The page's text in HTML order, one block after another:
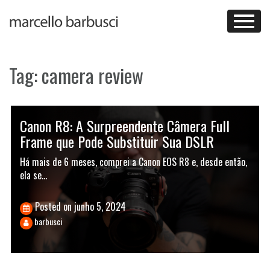
Tag:camera review
Canon R8: A Surpreendente Câmera Full
Frame que Pode Substituir Sua DSLR
Há mais de 6 meses, comprei a Canon EOS R8 e, desde então,
ela se…
Posted onjunho 5, 2024
barbusci